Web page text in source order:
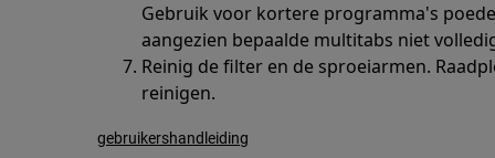
Gebruik voor kortere programma's
aangezien bepaalde multitabs niet
Reinig de filter en de sproeiarmen.
reinigen.
gebruikershandleiding